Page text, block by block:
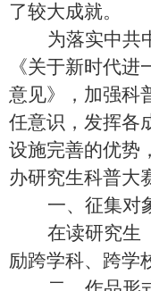
了较大成就。
为落实中共
《关于新时代
意见》，加强科
任意识，发挥各
设施完善的优势
办研究生科普大
一、 征集对
在读研究生
励跨学科、跨学